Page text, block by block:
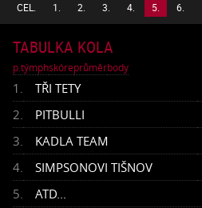
CEL. 1. 2. 3. 4. 5. 6.
TABULKA KOLA
p.týmphskóreprůměrbody
1. TŘI TETY
2.
PITBULLI
3.
KADLA TEAM
4.
SIMPSONOVI TIŠNOV
5.
ATD...